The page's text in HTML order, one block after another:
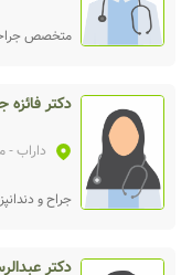
متخصص
دکتر فائزه
داراب-
جراح و
دکتر